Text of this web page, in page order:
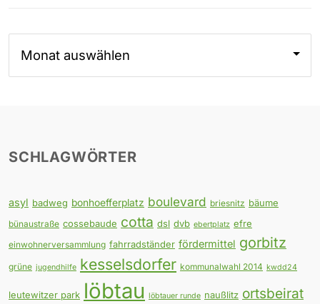
SCHLAGWÖRTER
asyl badweg bonhoefferplatz boulevard briesnitz bäume
bünaustraße cossebaude cotta dsl dvb ebertplatz efre
einwohnerversammlung fahrradständer fördermittel gorbitz
grüne jugendhilfe kesselsdorfer kommunalwahl 2014 kwdd24
leutewitzer park löbtau löbtauer runde naußlitz ortsbeirat